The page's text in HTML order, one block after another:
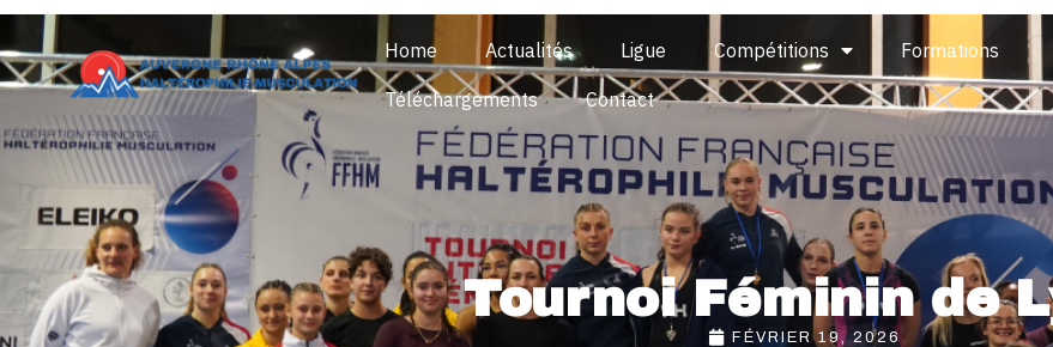
Home Actualités Ligue Compétitions Formations
Téléchargements Contact
Tournoi Féminin de
FÉVRIER 19, 2026